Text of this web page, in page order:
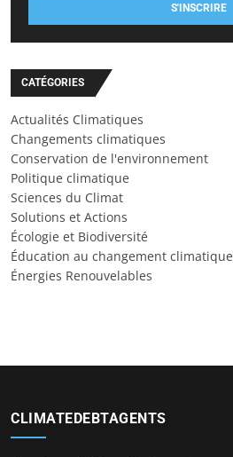
S'INSCRIRE
CATÉGORIES
Actualités Climatiques
Changements climatiques
Conservation de l'environnement
Politique climatique
Sciences du Climat
Solutions et Actions
Écologie et Biodiversité
Éducation au changement climatique
Énergies Renouvelables
CLIMATEDEBTAGENTS